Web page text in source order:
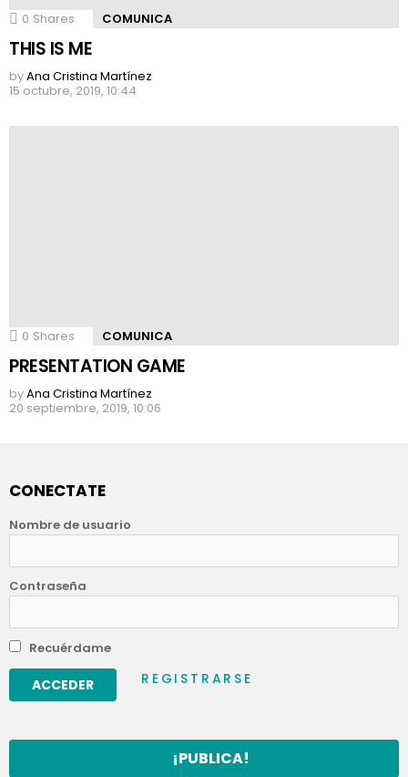
0 Shares COMUNICA
THIS IS ME
byAna Cristina Martínez
15 octubre, 2019, 10:44
0 Shares COMUNICA
PRESENTATION GAME
byAna Cristina Martínez
20 septiembre, 2019, 10:06
CONECTATE
Nombre de usuario
Contraseña
Recuérdame
REGISTRARSE
¡PUBLICA!